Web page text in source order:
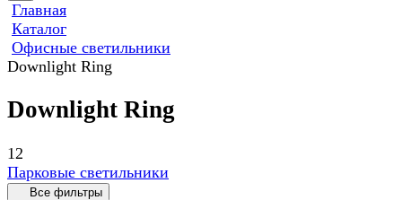
Главная
Каталог
Офисные светильники
Downlight Ring
Downlight Ring
12
Парковые светильники
Все фильтры